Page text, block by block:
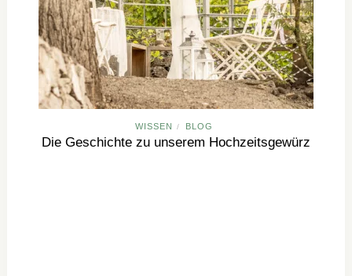
WISSEN / BLOG
Die Geschichte zu unserem Hochzeitsgewürz